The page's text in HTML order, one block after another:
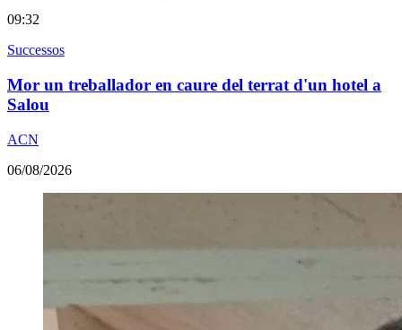
09:32
Successos
Mor un treballador en caure del terrat d'un hotel a
Salou
ACN
06/08/2026